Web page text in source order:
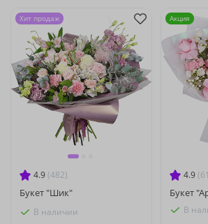
4.9 (482)
Букет "Шик"
В наличии
Хит продаж
4.9
Букет
В
Акция